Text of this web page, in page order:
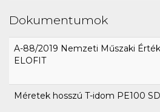
Dokumentumok
A-88/2019 Nemzeti Műszaki
ELOFIT
Méretek hosszú T-idom PE100